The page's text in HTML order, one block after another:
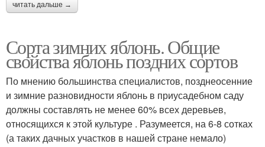
читать дальше →
Сорта зимних яблонь. Общие
свойства яблонь поздних сортов
По мнению большинства специалистов, позднеосенние
и зимние разновидности яблонь в приусадебном саду
должны составлять не менее 60% всех деревьев,
относящихся к этой культуре . Разумеется, на 6-8 сотках
(а таких дачных участков в нашей стране немало)